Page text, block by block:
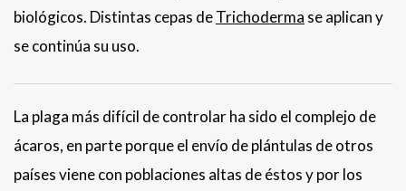
biológicos. Distintas cepas deTrichoderma se aplican y
se continúa su uso.
La plaga más difícil de controlar ha sido el complejo de
ácaros, en parte porque el envío de plántulas de otros
países viene con poblaciones altas de éstos y por los